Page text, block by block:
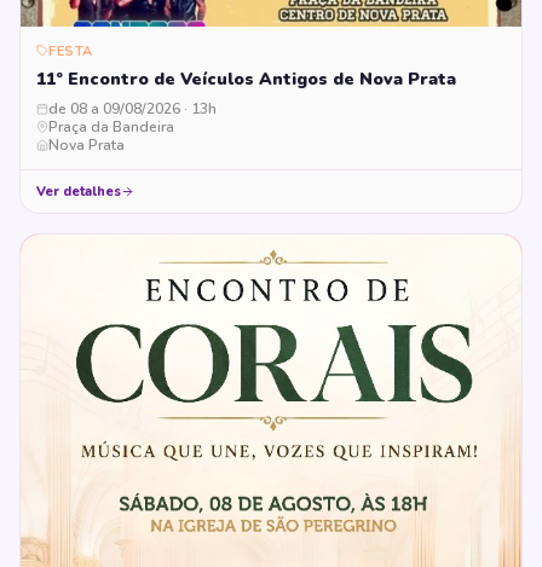
FESTA
11º Encontro de Veículos Antigos de Nova Prata
de 08 a 09/08/2026 · 13h
Praça da Bandeira
Nova Prata
Ver detalhes